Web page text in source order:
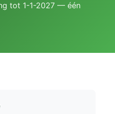
tot 1-1-2027 — één